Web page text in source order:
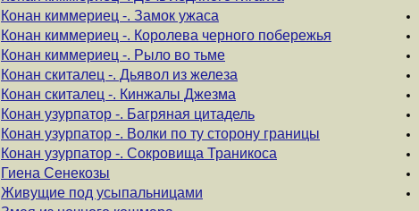
Конан киммериец -. Замок ужаса
Конан киммериец -. Королева черного побережья
Конан киммериец -. Рыло во тьме
Конан скиталец -. Дьявол из железа
Конан скиталец -. Кинжалы Джезма
Конан узурпатор -. Багряная цитадель
Конан узурпатор -. Волки по ту сторону границы
Конан узурпатор -. Сокровища Траникоса
Гиена Сенекозы
Живущие под усыпальницами